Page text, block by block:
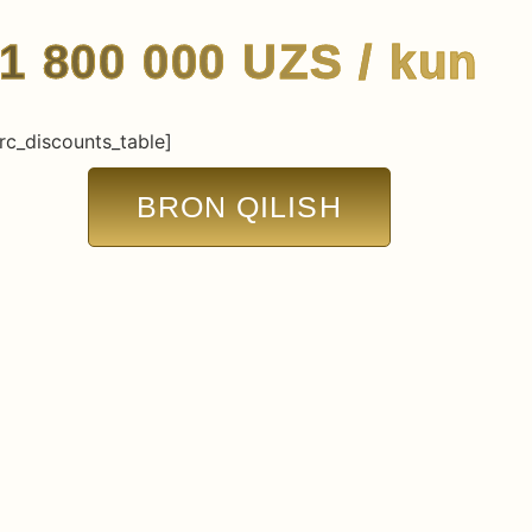
800 000 UZS / kun
BRON QILISH